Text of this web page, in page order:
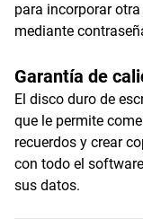
para incorporar
mediante
Garantía de
El disco duro de
que le permite
recuerdos y crear
con todo el
sus datos.